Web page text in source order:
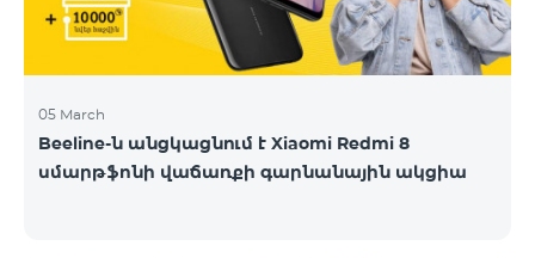
ձեռնարկատիրության զարգացում, ստարտափ
հիմնադրելու նրբությունները և բիզնեսում նորովի
մտածելու
05 March
Beeline-ն անցկացնում է Xiaomi Redmi 8
սմարթֆոնի վաճառքի գարնանային ակցիա